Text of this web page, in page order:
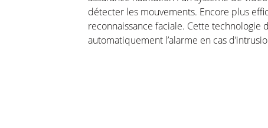
détecter les mouvements. Encore plus
reconnaissance faciale. Cette technologie
automatiquement l’alarme en cas